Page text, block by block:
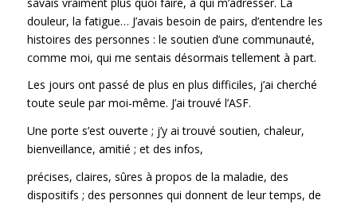
douleur, la fatigue… J’avais besoin de pairs, d’entendre les
histoires des personnes : le soutien d’une communauté,
comme moi, qui me sentais désormais tellement à part.
Les jours ont passé de plus en plus difficiles, j’ai cherché
toute seule par moi-même. J’ai trouvé l’ASF.
Une porte s’est ouverte ; j’y ai trouvé soutien, chaleur,
bienveillance, amitié ; et des infos,
précises, claires, sûres à propos de la maladie, des
dispositifs ; des personnes qui donnent de leur temps, de